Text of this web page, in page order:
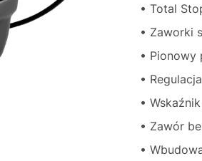
• Total
• Zaworki
• Pionowy
•
•
• Zawór
•